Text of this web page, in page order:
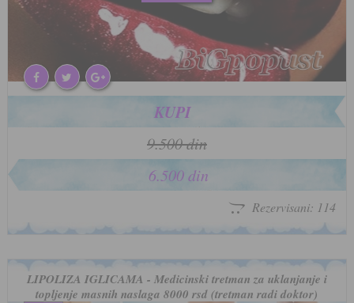
KUPI
9.500 din
6.500 din
Rezervisani: 114
LIPOLIZA IGLICAMA - Medicinski tretman za uklanjanje i
topljenje masnih naslaga 8000 rsd (tretman radi doktor)